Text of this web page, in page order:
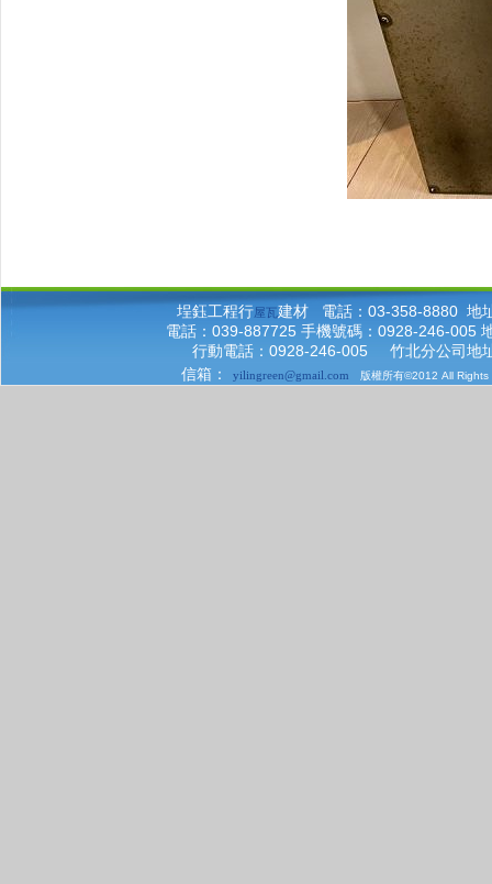
埕鈺工程行屋瓦建材 電話：03-358-8880 地
電話：039-887725 手機號碼：0928-246-005
行動電話：0928-246-005 竹北分公司地
信箱：
yilingreen@gmail.com 版權所有©2012 All